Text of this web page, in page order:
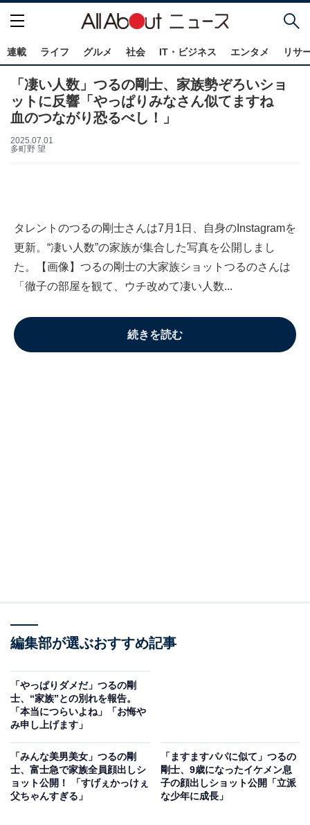
連載 ライフ グルメ 社会 IT・ビジネス エンタメ リサ
「凄い人数」つるの剛士、家族勢ぞろいショ
ットに反響「やっぱりみなさん似てますね
血のつながり恐るべし！」
2025.07.01
多町野 望
タレントのつるの剛士さんは7月1日、自身のInstagramを
更新。“凄い人数”の家族が集合した写真を公開しまし
た。【画像】つるの剛士の大家族ショットつるのさんは
「徹子の部屋を観て、ウチ改めて凄い人数...
続きを読む
編集部が選ぶおすすめ記事
「やっぱりダメだ」つるの剛
士、“家族”との別れを報告。
「本当につらいよね」「お悔や
み申し上げます」
「みんな美男美女」つるの剛
士、富士急で家族全員顔出しシ
ョット公開！ 「すげぇかっけぇ
父ちゃんすぎる」
「ますますパパに似て」つるの
剛士、9歳になったイケメン息
子の顔出しショット公開「立派
な少年に成長」